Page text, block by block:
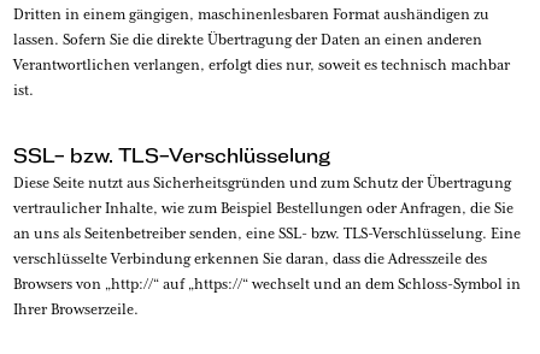
Dritten in einem gängigen, maschinenlesbaren Format aushändigen zu
lassen. Sofern Sie die direkte Übertragung der Daten an einen anderen
Verantwortlichen verlangen, erfolgt dies nur, soweit es technisch machbar
ist.
SSL- bzw. TLS-Verschlüsselung
Diese Seite nutzt aus Sicherheitsgründen und zum Schutz der Übertragung
vertraulicher Inhalte, wie zum Beispiel Bestellungen oder Anfragen, die Sie
an uns als Seitenbetreiber senden, eine SSL- bzw. TLS-Verschlüsselung. Eine
verschlüsselte Verbindung erkennen Sie daran, dass die Adresszeile des
Browsers von „http://“ auf „https://“ wechselt und an dem Schloss-Symbol in
Ihrer Browserzeile.